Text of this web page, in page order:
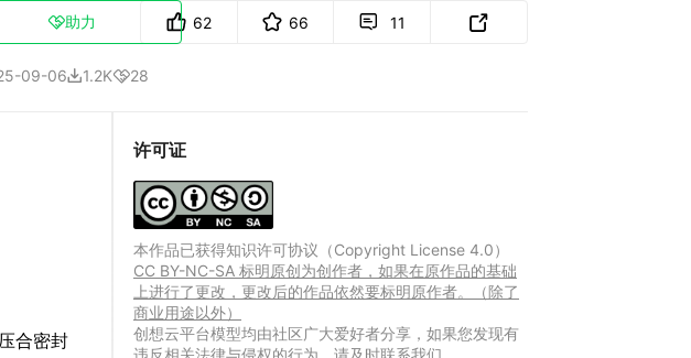
助力 62 66  11 
09-061.2K28
合密封
许可证
本作品已获得知识许可协议（Copyright License 4.0）
CC BY-NC-SA 标明原创为创作者，如果在原作品的基础
上进行了更改，更改后的作品依然要标明原作者。（除了
商业用途以外）
创想云平台模型均由社区广大爱好者分享，如果您发现有
违反相关法律与侵权的行为，请及时联系我们。